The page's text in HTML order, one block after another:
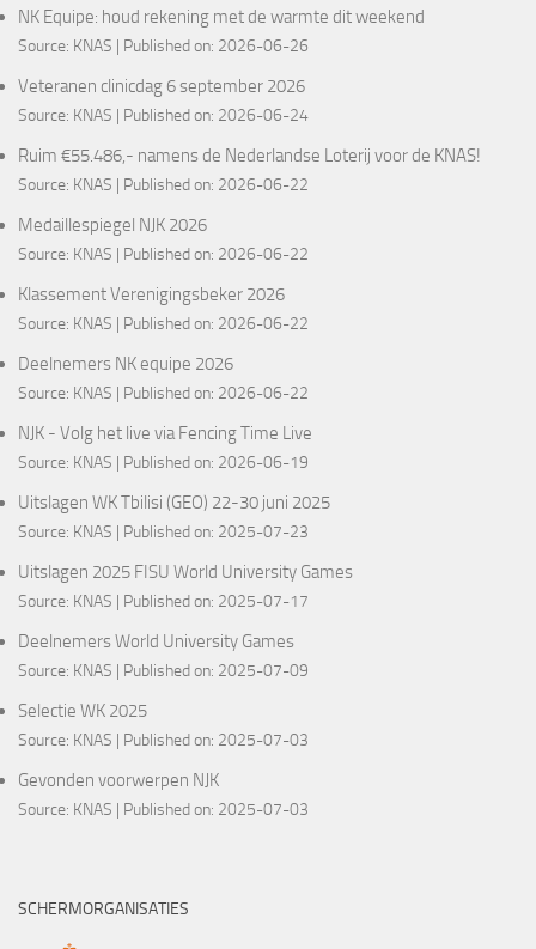
NK Equipe: houd rekening met de warmte dit weekend
Source: KNAS Published on: 2026-06-26
Veteranen clinicdag 6 september 2026
Source: KNAS Published on: 2026-06-24
Ruim €55.486,- namens de Nederlandse Loterij voor de KNAS!
Source: KNAS Published on: 2026-06-22
Medaillespiegel NJK 2026
Source: KNAS Published on: 2026-06-22
Klassement Verenigingsbeker 2026
Source: KNAS Published on: 2026-06-22
Deelnemers NK equipe 2026
Source: KNAS Published on: 2026-06-22
NJK - Volg het live via Fencing Time Live
Source: KNAS Published on: 2026-06-19
Uitslagen WK Tbilisi (GEO) 22-30 juni 2025
Source: KNAS Published on: 2025-07-23
Uitslagen 2025 FISU World University Games
Source: KNAS Published on: 2025-07-17
Deelnemers World University Games
Source: KNAS Published on: 2025-07-09
Selectie WK 2025
Source: KNAS Published on: 2025-07-03
Gevonden voorwerpen NJK
Source: KNAS Published on: 2025-07-03
SCHERMORGANISATIES